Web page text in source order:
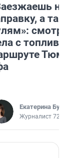
на
а
с
Екатерина
Журналист